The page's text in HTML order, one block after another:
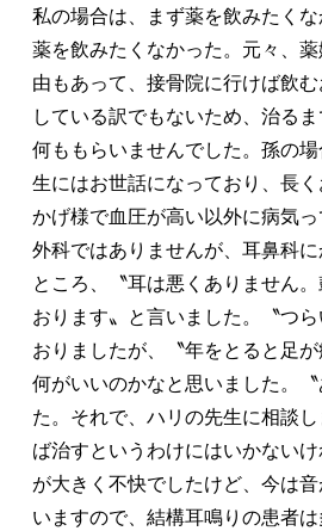
私の場合は、まず薬を飲みたく
薬を飲みたくなかった。元々、
由もあって、接骨院に行けば飲
している訳でもないため、治る
何ももらいませんでした。孫の
生にはお世話になっており、長
かげ様で血圧が高い以外に病気
外科ではありませんが、耳鼻科
ところ、〝耳は悪くありません
おります〟と言いました。〝つ
おりましたが、〝年をとると足
何がいいのかなと思いました。
た。それで、ハリの先生に相談
ば治すというわけにはいかない
が大きく不快でしたけど、今は
いますので、結構耳鳴りの患者